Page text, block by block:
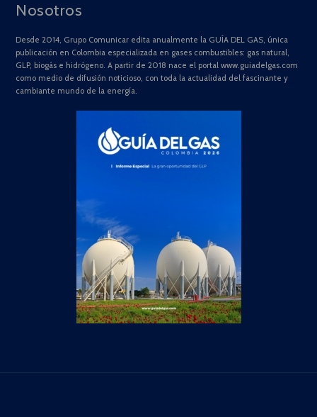
Nosotros
Desde 2014, Grupo Comunicar edita anualmente la GUÍA DEL GAS, única
publicación en Colombia especializada en gases combustibles: gas natural,
GLP, biogás e hidrógeno. A partir de 2018 nace el portal www.guiadelgas.com
como medio de difusión noticioso, con toda la actualidad del fascinante y
cambiante mundo de la energía.